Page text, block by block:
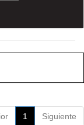
1 Siguiente